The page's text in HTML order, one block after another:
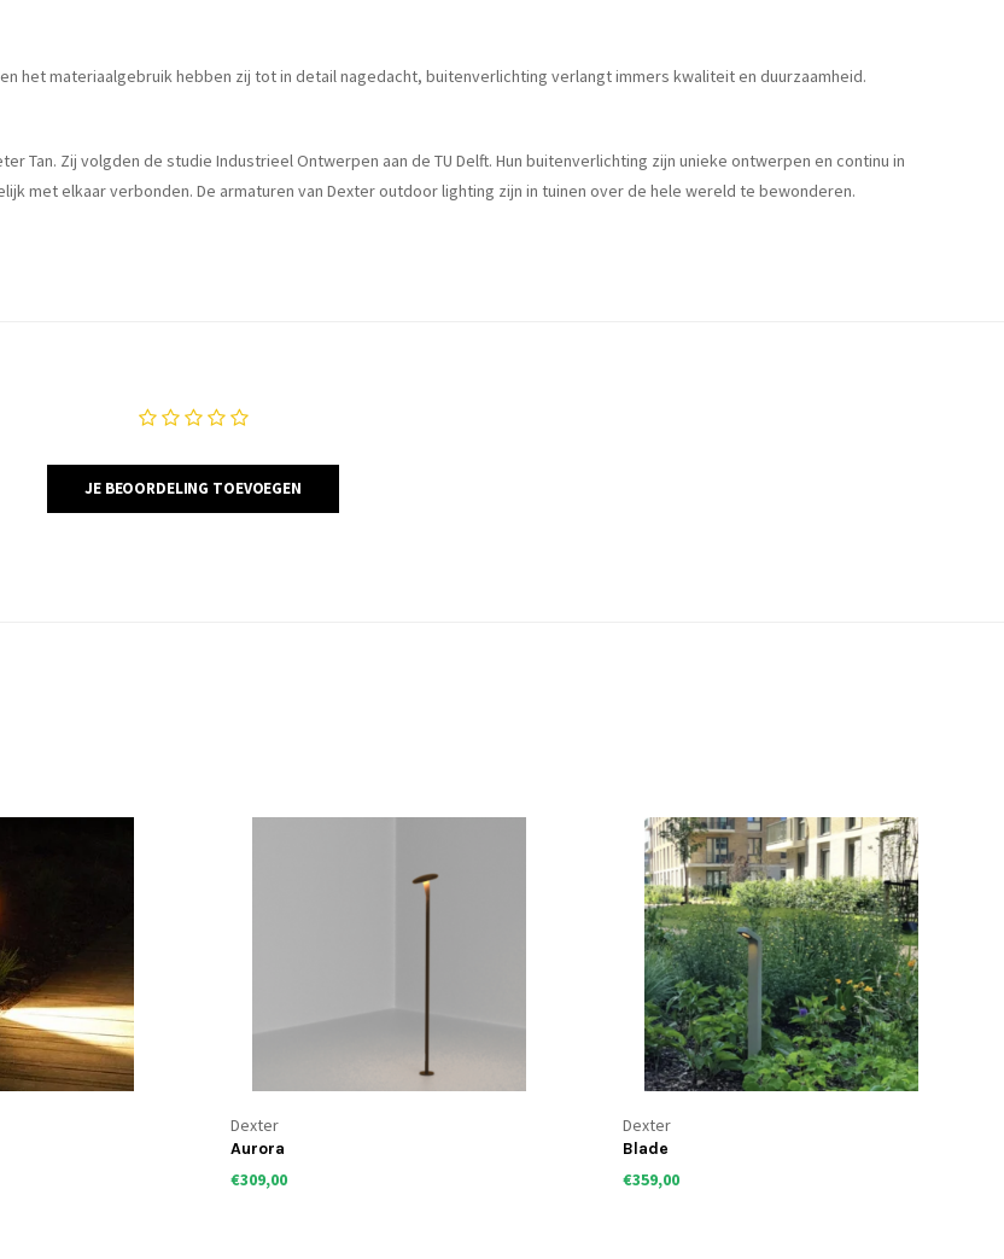
het materiaalgebruik hebben zij tot in detail nagedacht, buitenverlichting verlangt immers kwaliteit en duurzaamheid.
Tan. Zij volgden de studie Industrieel Ontwerpen aan de TU Delft. Hun buitenverlichting zijn unieke ontwerpen en continu in
met elkaar verbonden. De armaturen van Dexter outdoor lighting zijn in tuinen over de hele wereld te bewonderen.
JE BEOORDELING TOEVOEGEN
Dexter
Aurora
€309,00
Dexter
Blade
€359,00